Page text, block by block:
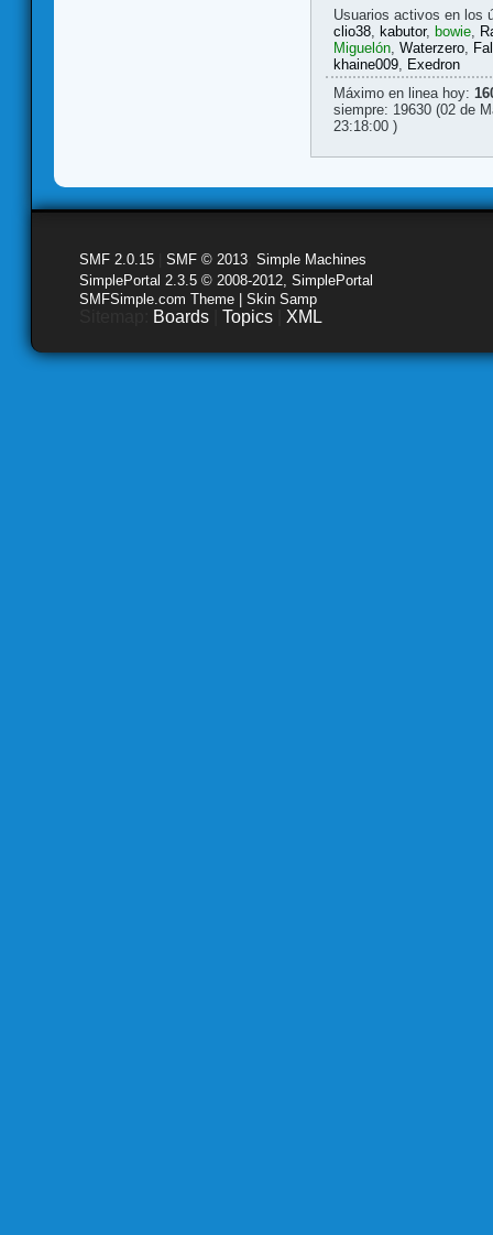
Usuarios activos en los
clio38, kabutor, bowie,
Miguelón, Waterzero,
khaine009, Exedron
Máximo en linea hoy:
siempre: 19630 (02 de
23:18:00 )
SMF 2.0.15 SMF © 2013 Simple Machines
SimplePortal 2.3.5 © 2008-2012, SimplePortal
SMFSimple.com Theme | Skin Samp
Boards Topics XML